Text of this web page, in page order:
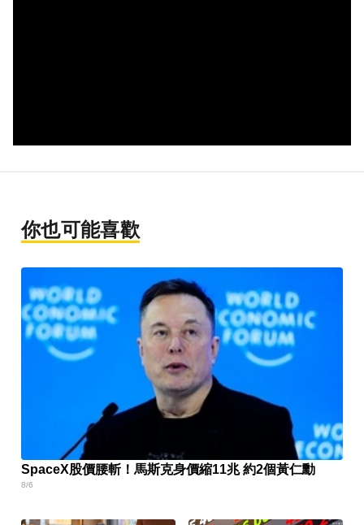
你也可能喜歡
SpaceX股價腰斬！馬斯克身價縮11兆 約2個黃仁勳
8/6